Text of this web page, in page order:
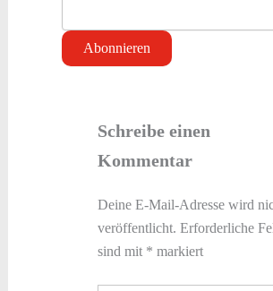
Schreibe einen
Kommentar
Deine E-Mail-Adresse wird
veröffentlicht. Erforderliche
sind mit * markiert